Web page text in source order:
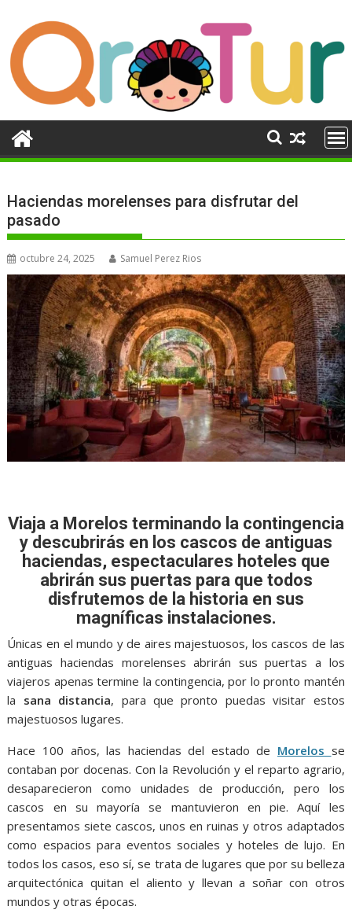
contenido
Haciendas morelenses para disfrutar del
pasado
octubre 24, 2025 Samuel Perez Rios
Viaja a Morelos terminando la contingencia
y descubrirás en los cascos de antiguas
haciendas, espectaculares hoteles que
abrirán sus puertas para que todos
disfrutemos de la historia en sus
magníficas instalaciones.
Únicas en el mundo y de aires majestuosos, los cascos de las
antiguas haciendas morelenses abrirán sus puertas a los
viajeros apenas termine la contingencia, por lo pronto mantén
la sana distancia, para que pronto puedas visitar estos
majestuosos lugares.
Hace 100 años, las haciendas del estado de Morelos se
contaban por docenas. Con la Revolución y el reparto agrario,
desaparecieron como unidades de producción, pero los
cascos en su mayoría se mantuvieron en pie. Aquí les
presentamos siete cascos, unos en ruinas y otros adaptados
como espacios para eventos sociales y hoteles de lujo. En
todos los casos, eso sí, se trata de lugares que por su belleza
arquitectónica quitan el aliento y llevan a soñar con otros
mundos y otras épocas.